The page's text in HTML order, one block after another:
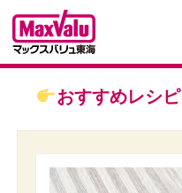
おすすめレシピ